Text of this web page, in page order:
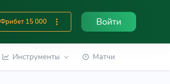
Фрибет 15 000 Войти
Инструменты Матчи